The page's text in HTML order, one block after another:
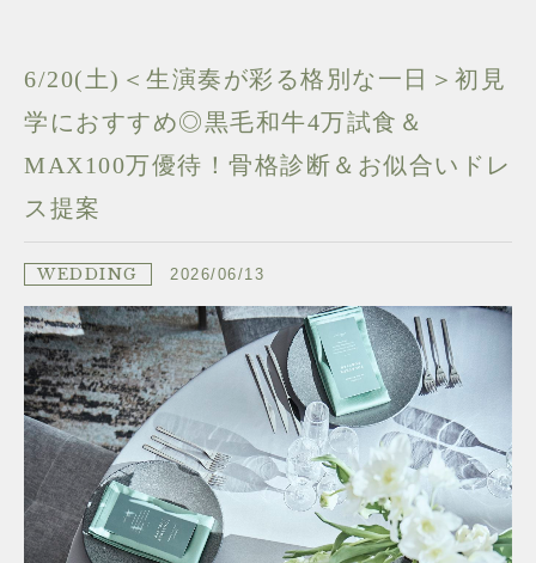
6/20(土)＜生演奏が彩る格別な一日＞初見
学におすすめ◎黒毛和牛4万試食＆
MAX100万優待！骨格診断＆お似合いドレ
ス提案
WEDDING 2026/06/13